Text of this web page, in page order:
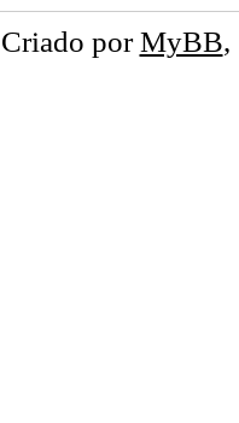
Criado porMyBB,